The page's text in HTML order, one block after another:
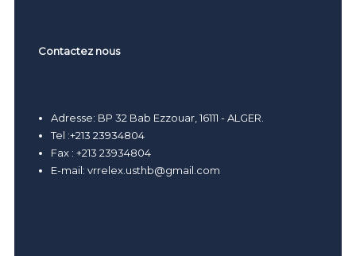
Contactez nous
Adresse: BP 32 Bab Ezzouar, 16111 - ALGER.
Tel :+213 23934804
Fax : +213 23934804
E-mail:vrrelex.usthb@gmail.com